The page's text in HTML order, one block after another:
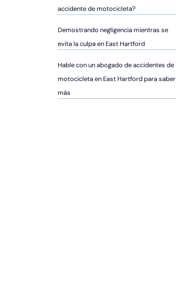
d
o
e
P
er
n
accidente de motocicleta?
Demostrando negligencia mientras se
evita la culpa en East Hartford
Hable con un abogado de accidentes de
motocicleta en East Hartford para saber
más